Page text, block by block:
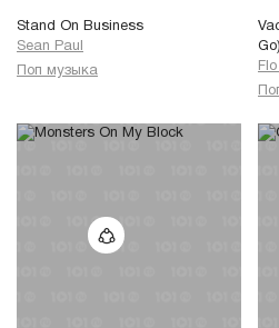
Stand On Business
Sean Paul
Поп музыка
Go)